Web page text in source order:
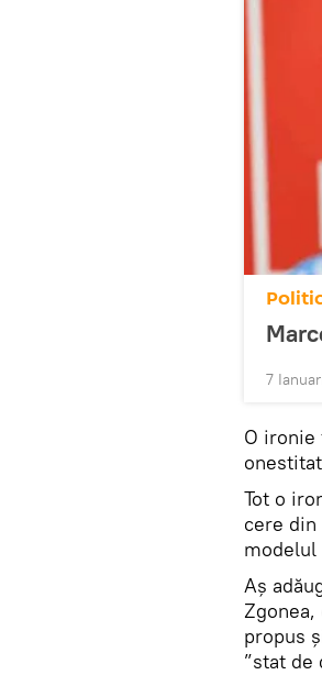
7
O ironie
Tot o
cere
modelul
Aș
propus
”stat